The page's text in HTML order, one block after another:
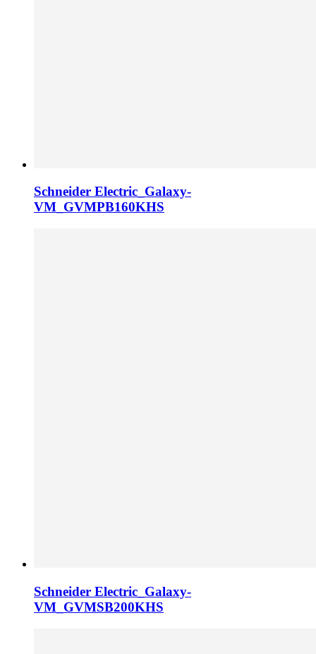
Schneider Electric_Galaxy-
VM_GVMPB160KHS
Schneider Electric_Galaxy-
VM_GVMSB200KHS